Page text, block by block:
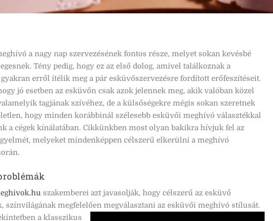
a nagy nap szervezésének fontos része, melyet sokan kevésbé
Tény pedig, hogy ez az első dolog, amivel találkoznak a
gyakran erről ítélik meg a pár esküvőszervezésre fordított erőfeszítéseit.
jó esetben az esküvőn csak azok jelennek meg, akik valóban közel
tagjának szívéhez, de a külsőségekre mégis sokan szeretnek
hogy minden korábbinál szélesebb esküvői meghívó választékkal
a cégek kínálatában. Cikkünkben most olyan bakikra hívjuk fel az
melyeket mindenképpen célszerű elkerülni a meghívó
szakemberei azt javasolják, hogy célszerű az esküvő
színvilágának megfelelően megválasztani az esküvői meghívó stílusát.
a klasszikus